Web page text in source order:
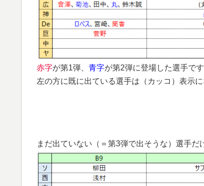
赤字が第1弾、 青字が第2弾に登場した選手です
左の方に既に出ている選手は（カッコ）表示に
まだ出ていない（＝第3弾で出そうな）選手だ